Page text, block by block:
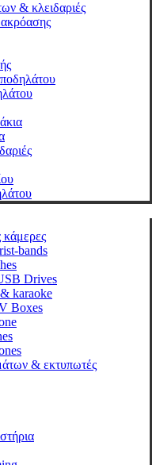
& κλειδαριές
ακρόασης
κάμερες
bands
Drives
karaoke
Boxes
& εκτυπωτές